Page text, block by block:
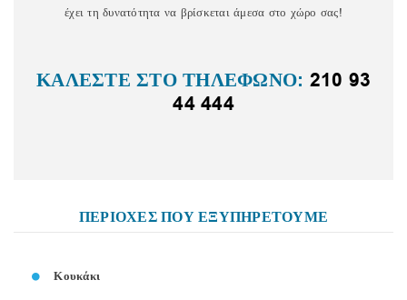
έχει τη δυνατότητα να βρίσκεται άμεσα στο χώρο σας!
ΚΑΛΕΣΤΕ ΣΤΟ ΤΗΛΕΦΩΝΟ: 210 93
44 444
ΠΕΡΙΟΧΕΣ ΠΟΥ ΕΞΥΠΗΡΕΤΟΥΜΕ
Κουκάκι